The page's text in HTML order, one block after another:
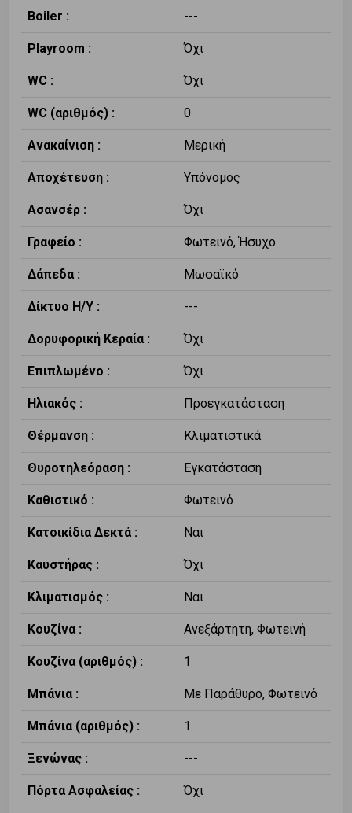
Boiler : ---
Playroom : Όχι
WC : Όχι
WC (αριθμός) : 0
Ανακαίνιση : Μερική
Αποχέτευση : Υπόνομος
Ασανσέρ : Όχι
Γραφείο : Φωτεινό, Ήσυχο
Δάπεδα : Μωσαϊκό
Δίκτυο Η/Υ : ---
Δορυφορική Κεραία : Όχι
Επιπλωμένο : Όχι
Ηλιακός : Προεγκατάσταση
Θέρμανση : Κλιματιστικά
Θυροτηλεόραση : Εγκατάσταση
Καθιστικό : Φωτεινό
Κατοικίδια Δεκτά : Ναι
Καυστήρας : Όχι
Κλιματισμός : Ναι
Κουζίνα : Ανεξάρτητη, Φωτεινή
Κουζίνα (αριθμός) : 1
Μπάνια : Με Παράθυρο, Φωτεινό
Μπάνια (αριθμός) : 1
Ξενώνας : ---
Πόρτα Ασφαλείας : Όχι